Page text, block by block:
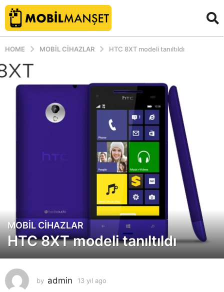
HOME MOBIL CIHAZLAR HTC 8XT modeli tanıltıldı
1
3
ı
l
a
MOBIL CIHAZLAR
HTC 8XT modeli tanıltıldı
by admin 13 yıl ago